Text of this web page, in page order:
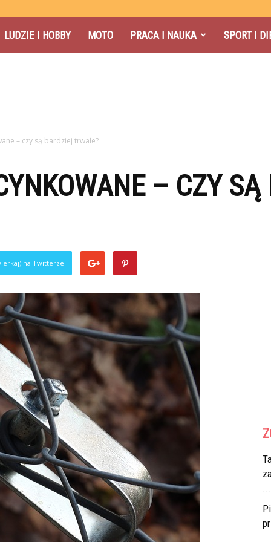
LUDZIE I HOBBY MOTO PRACA I NAUKA SPORT I
– czy są bardziej trwałe?
– CZY
na Twitterze